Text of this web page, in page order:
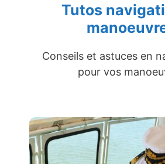
Tutos
Conseils et astuces en
pour vos